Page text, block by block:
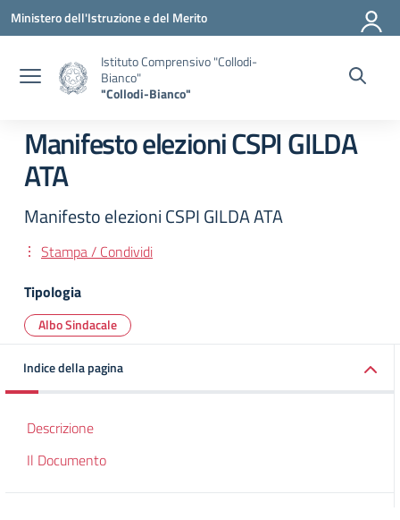
Vai ai contenuti
Vai al menu di navigazione
Vai al footer
Ministero dell'Istruzione e del Merito
Istituto Comprensivo "Collodi-
Bianco"
"Collodi-Bianco"
Manifesto elezioni CSPI GILDA
ATA
Manifesto elezioni CSPI GILDA ATA
Stampa / Condividi
Tipologia
Albo Sindacale
Indice della pagina
Descrizione
Il Documento